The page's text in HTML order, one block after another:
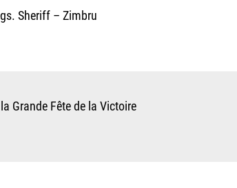
Sheriff – Zimbru
Grande Fête de la Victoire